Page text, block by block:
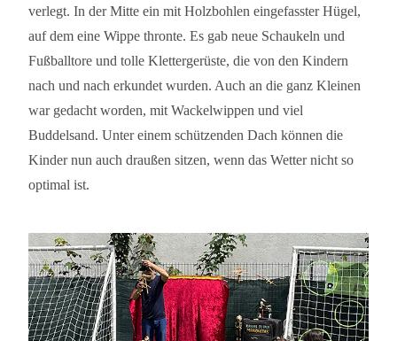
verlegt. In der Mitte ein mit Holzbohlen eingefasster Hügel,
auf dem eine Wippe thronte. Es gab neue Schaukeln und
Fußballtore und tolle Klettergerüste, die von den Kindern
nach und nach erkundet wurden. Auch an die ganz Kleinen
war gedacht worden, mit Wackelwippen und viel
Buddelsand. Unter einem schützenden Dach können die
Kinder nun auch draußen sitzen, wenn das Wetter nicht so
optimal ist.